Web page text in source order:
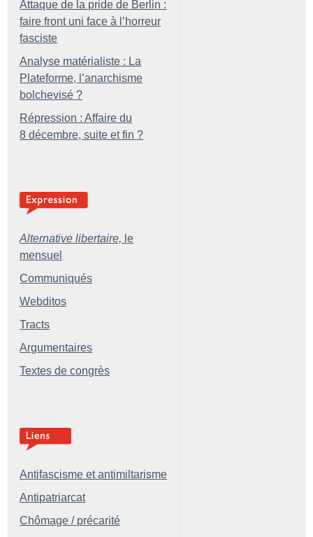
Attaque de la pride de Berlin :
faire front uni face à l’horreur
fasciste
Analyse matérialiste : La
Plateforme, l’anarchisme
bolchevisé ?
Répression : Affaire du
8 décembre, suite et fin ?
Alternative libertaire, le
mensuel
Communiqués
Webditos
Tracts
Argumentaires
Textes de congrès
Antifascisme et antimiltarisme
Antipatriarcat
Chômage / précarité